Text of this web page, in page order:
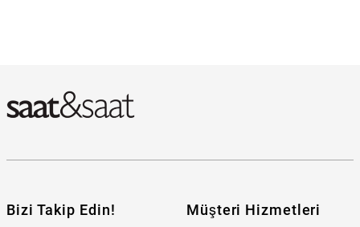
Bizi Takip Edin! Müşteri Hizmetleri